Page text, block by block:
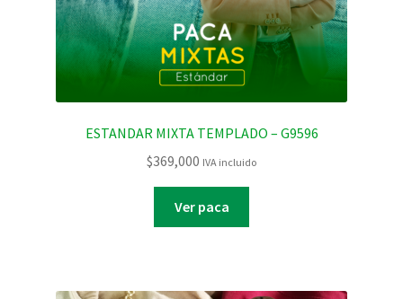
ESTANDAR MIXTA TEMPLADO – G9596
$369,000 IVA incluido
Ver paca